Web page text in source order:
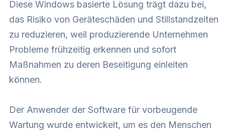
Diese Windows basierte Lösung trägt dazu bei,
das Risiko von Geräteschäden und Stillstandzeiten
zu reduzieren, weil produzierende Unternehmen
Probleme frühzeitig erkennen und sofort
Maßnahmen zu deren Beseitigung einleiten
können.
Der Anwender der Software für vorbeugende
Wartung wurde entwickelt, um es den Menschen